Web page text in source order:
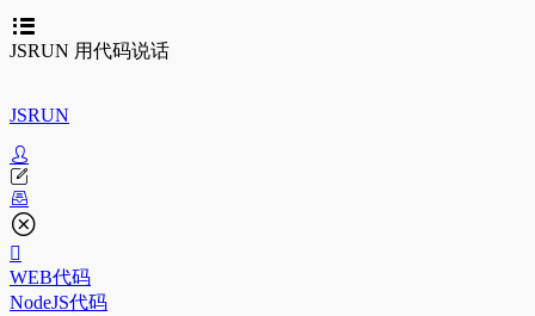
JSRUN 用代码说话
JSRUN
WEB代码
NodeJS代码